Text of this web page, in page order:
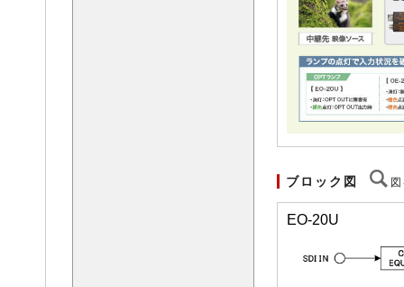
ブロック図
EO-20U